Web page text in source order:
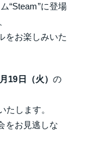
“Steam”に登場
をお楽しみいた
19日（火）の
たします。
をお見逃しな